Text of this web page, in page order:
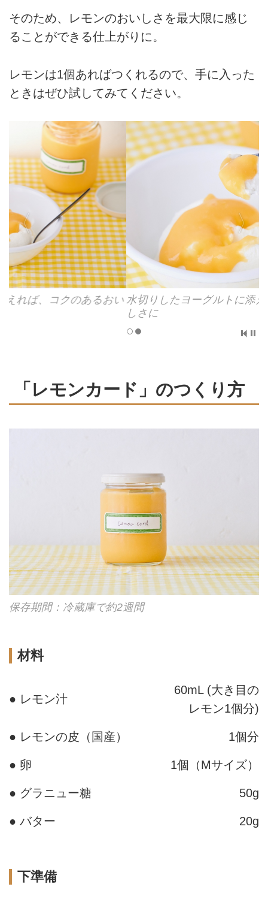
そのため、レモンのおいしさを最大限に感じ
ることができる仕上がりに。
レモンは1個あればつくれるので、手に入った
ときはぜひ試してみてください。
水切りしたヨーグルトに添えれば、コクのあるおい
「レモンカード」のつくり方
保存期間：冷蔵庫で約2週間
材料
● レモン汁
60mL (大き目の
レモン1個分)
● レモンの皮（国産） 1個分
● 卵 1個（Mサイズ）
● グラニュー糖 50g
● バター 20g
下準備